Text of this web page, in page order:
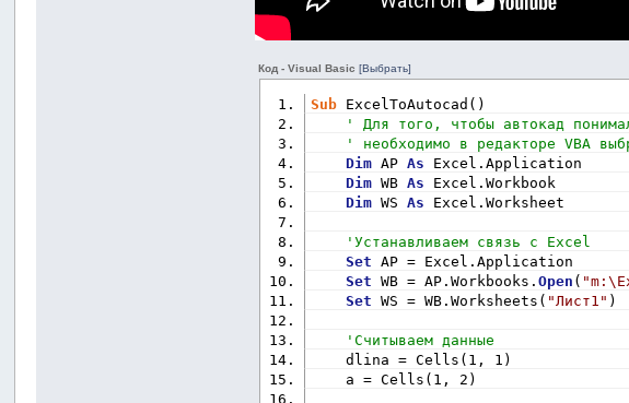
Код - Visual Basic[Выбрать]
Sub ExcelToAutocad()
' Для того, чтобы автокад
' необходимо в редакторе VBA
Dim AP As Excel.Application
Dim WB As Excel.Workbook
Dim WS As Excel.Worksheet
'Устанавливаем связь с Excel
Set AP = Excel.Application
Set WB = AP.Workbooks.Open (
Set WS = WB.Worksheets( "Лист1" )
'Считываем данные
dlina = Cells(1, 1)
a = Cells(1, 2)